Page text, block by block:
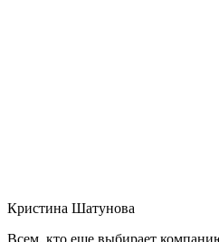
Кристина Шатунова
Всем, кто еще выбирает